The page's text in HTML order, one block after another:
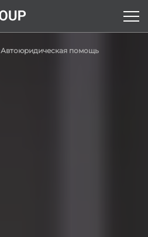
Автоюридическая помощь